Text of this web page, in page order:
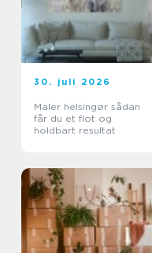
30. juli 2026
Maler helsingør sådan
får du et flot og
holdbart resultat